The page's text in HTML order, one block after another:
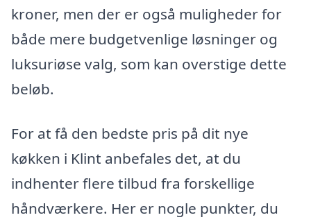
kroner, men der er også muligheder for
både mere budgetvenlige løsninger og
luksuriøse valg, som kan overstige dette
beløb.
For at få den bedste pris på dit nye
køkken i Klint anbefales det, at du
indhenter flere tilbud fra forskellige
håndværkere. Her er nogle punkter, du